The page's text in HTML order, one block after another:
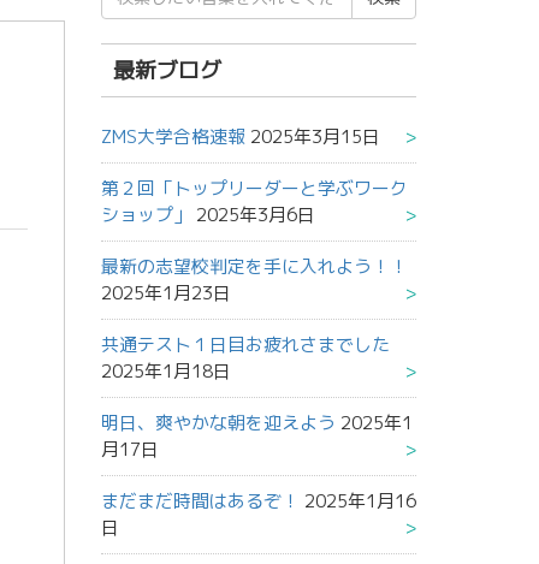
索
結
果:
最新ブログ
ZMS大学合格速報 2025年3月15日
第２回「トップリーダーと学ぶワーク
ショップ」
2025年3月6日
最新の志望校判定を手に入れよう！！
2025年1月23日
共通テスト１日目お疲れさまでした
2025年1月18日
明日、爽やかな朝を迎えよう 2025年1
月17日
まだまだ時間はあるぞ！ 2025年1月16
日